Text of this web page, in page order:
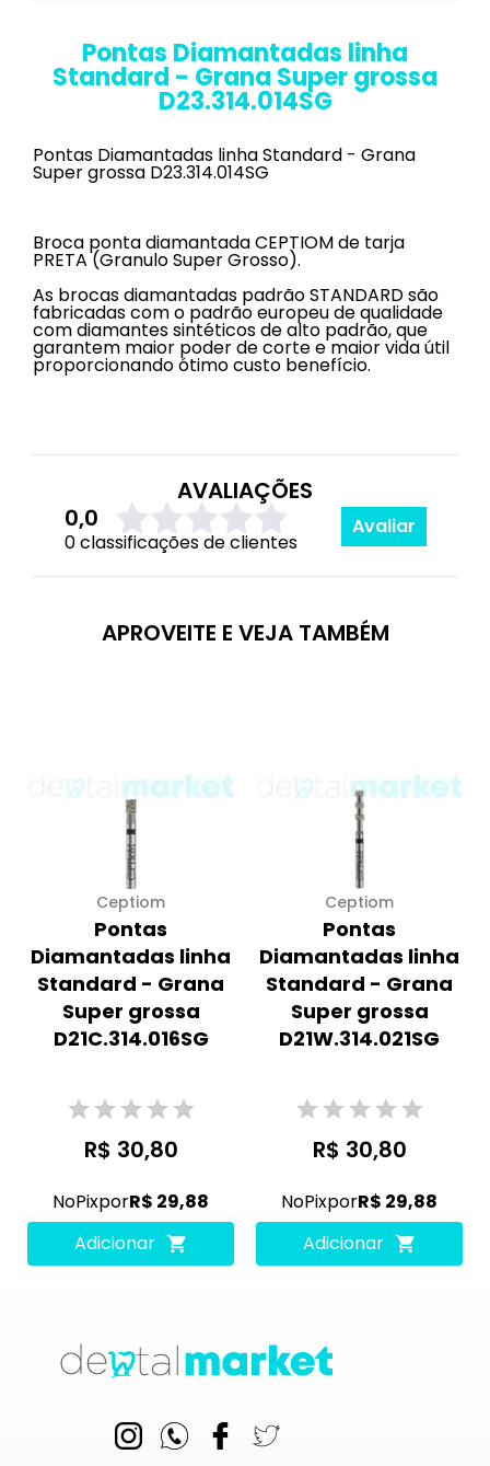
Pontas Diamantadas linha
Standard - Grana Super grossa
D23.314.014SG
Pontas Diamantadas linha Standard - Grana
Super grossa D23.314.014SG
Broca ponta diamantada CEPTIOM de tarja
PRETA (Granulo Super Grosso).
As brocas diamantadas padrão STANDARD são
fabricadas com o padrão europeu de qualidade
com diamantes sintéticos de alto padrão, que
garantem maior poder de corte e maior vida útil
proporcionando ótimo custo benefício.
AVALIAÇÕES
0,0
0 classificações de clientes
Avaliar
APROVEITE E VEJA TAMBÉM
Ceptiom
Pontas
Diamantadas linha
Standard - Grana
Super grossa
D21C.314.016SG
R$ 30,80
NoPixporR$ 29,88
Adicionar
Ceptiom
Pontas
Diamantadas linha
Standard - Grana
Super grossa
D21W.314.021SG
R$ 30,80
NoPixporR$ 29,88
Adicionar